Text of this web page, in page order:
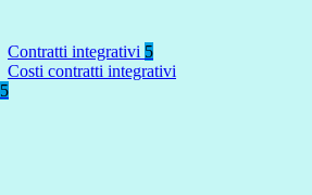
Contratti integrativi 5
Costi contratti integrativi
5